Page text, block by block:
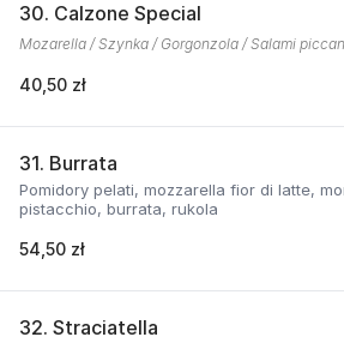
30. Calzone Special
Mozarella / Szynka / Gorgonzola / Salami
40,50 zł
31. Burrata
Pomidory pelati, mozzarella fior di latte,
pistacchio, burrata, rukola
54,50 zł
32. Straciatella